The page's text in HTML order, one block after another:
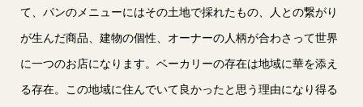
て、パンのメニューにはその土地で採れたもの、人との繋がり
が生んだ商品、建物の個性、オーナーの人柄が合わさって世界
に一つのお店になります。ベーカリーの存在は地域に華を添え
る存在。この地域に住んでいて良かったと思う理由になり得る